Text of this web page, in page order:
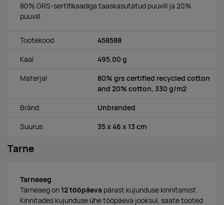
80% GRS-sertifikaadiga taaskasutatud puuvill ja 20%
puuvill.
Tootekood 458588
Kaal 495,00 g
Materjal
80% grs certified recycled cotton
and 20% cotton, 330 g/m2
Bränd Unbranded
Suurus 35 x 46 x 13 cm
Tarne
Tarneaeg
Tarneaeg on 12 tööpäeva pärast kujunduse kinnitamist.
Kinnitades kujunduse ühe tööpäeva jooksul, saate tooted